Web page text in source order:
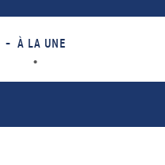
À LA UNE